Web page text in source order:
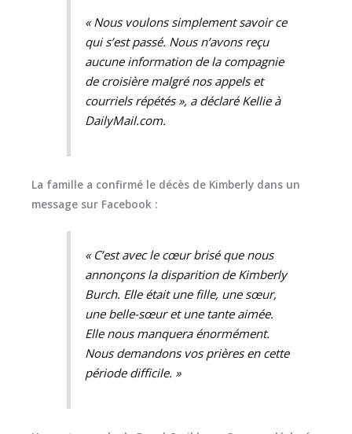
« Nous voulons simplement savoir ce
qui s’est passé. Nous n’avons reçu
aucune information de la compagnie
de croisière malgré nos appels et
courriels répétés », a déclaré Kellie à
DailyMail.com.
La famille a confirmé le décès de Kimberly dans un
message sur Facebook :
« C’est avec le cœur brisé que nous
annonçons la disparition de Kimberly
Burch. Elle était une fille, une sœur,
une belle-sœur et une tante aimée.
Elle nous manquera énormément.
Nous demandons vos prières en cette
période difficile. »